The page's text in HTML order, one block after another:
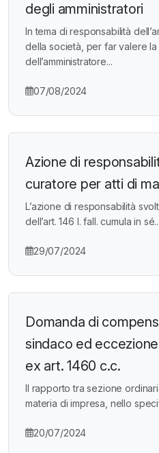
degli amministratori
In tema di responsabilità
della società, per far valere
dell’amministratore...
07/08/2024
Azione di
curatore per atti di
L’azione di responsabilità
dell’art. 146 l. fall. cumula in sé...
29/07/2024
Domanda di
sindaco ed
ex art. 1460 c.c.
Il rapporto tra sezione
materia di impresa, nello
20/07/2024